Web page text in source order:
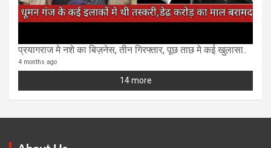
प्रयागराज मे नशे का बिज़नेस, तीन गिरफ्तार, पूछ ताछ मे कई खुलासा..
4 months ago
14 more